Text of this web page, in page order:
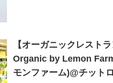
【オーガニックレスト
Organic by Lemon
モンファーム)@チット